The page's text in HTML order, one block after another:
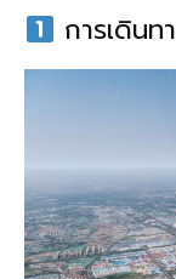
การเดิน